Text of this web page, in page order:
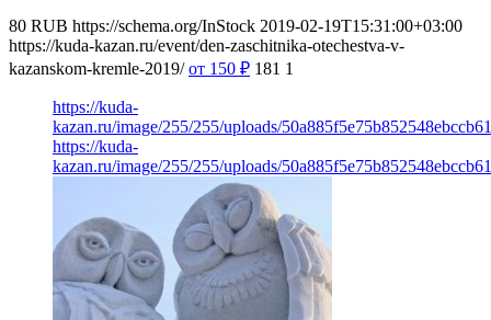
80 RUB https://schema.org/InStock 2019-02-19T15:31:00+03:00
https://kuda-kazan.ru/event/den-zaschitnika-otechestva-v-
kazanskom-kremle-2019/ от 150 ₽ 181 1
https://kuda-
kazan.ru/image/255/255/uploads/
https://kuda-
kazan.ru/image/255/255/uploads/